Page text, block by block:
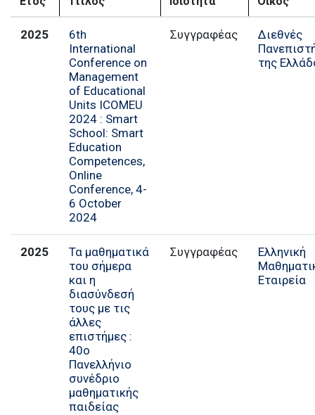
2025
6th
International
Conference on
Management
of Educational
Units ICOMEU
2024 : Smart
School: Smart
Education
Competences,
Online
Conference, 4-
6 October
2024
Συγγραφέας
Διεθνές
της
2025
Τα μαθηματικά
του σήμερα
και η
διασύνδεσή
τους με τις
άλλες
επιστήμες :
40ο
Πανελλήνιο
συνέδριο
μαθηματικής
παιδείας
Συγγραφέας
Ελληνική
Εταιρεία